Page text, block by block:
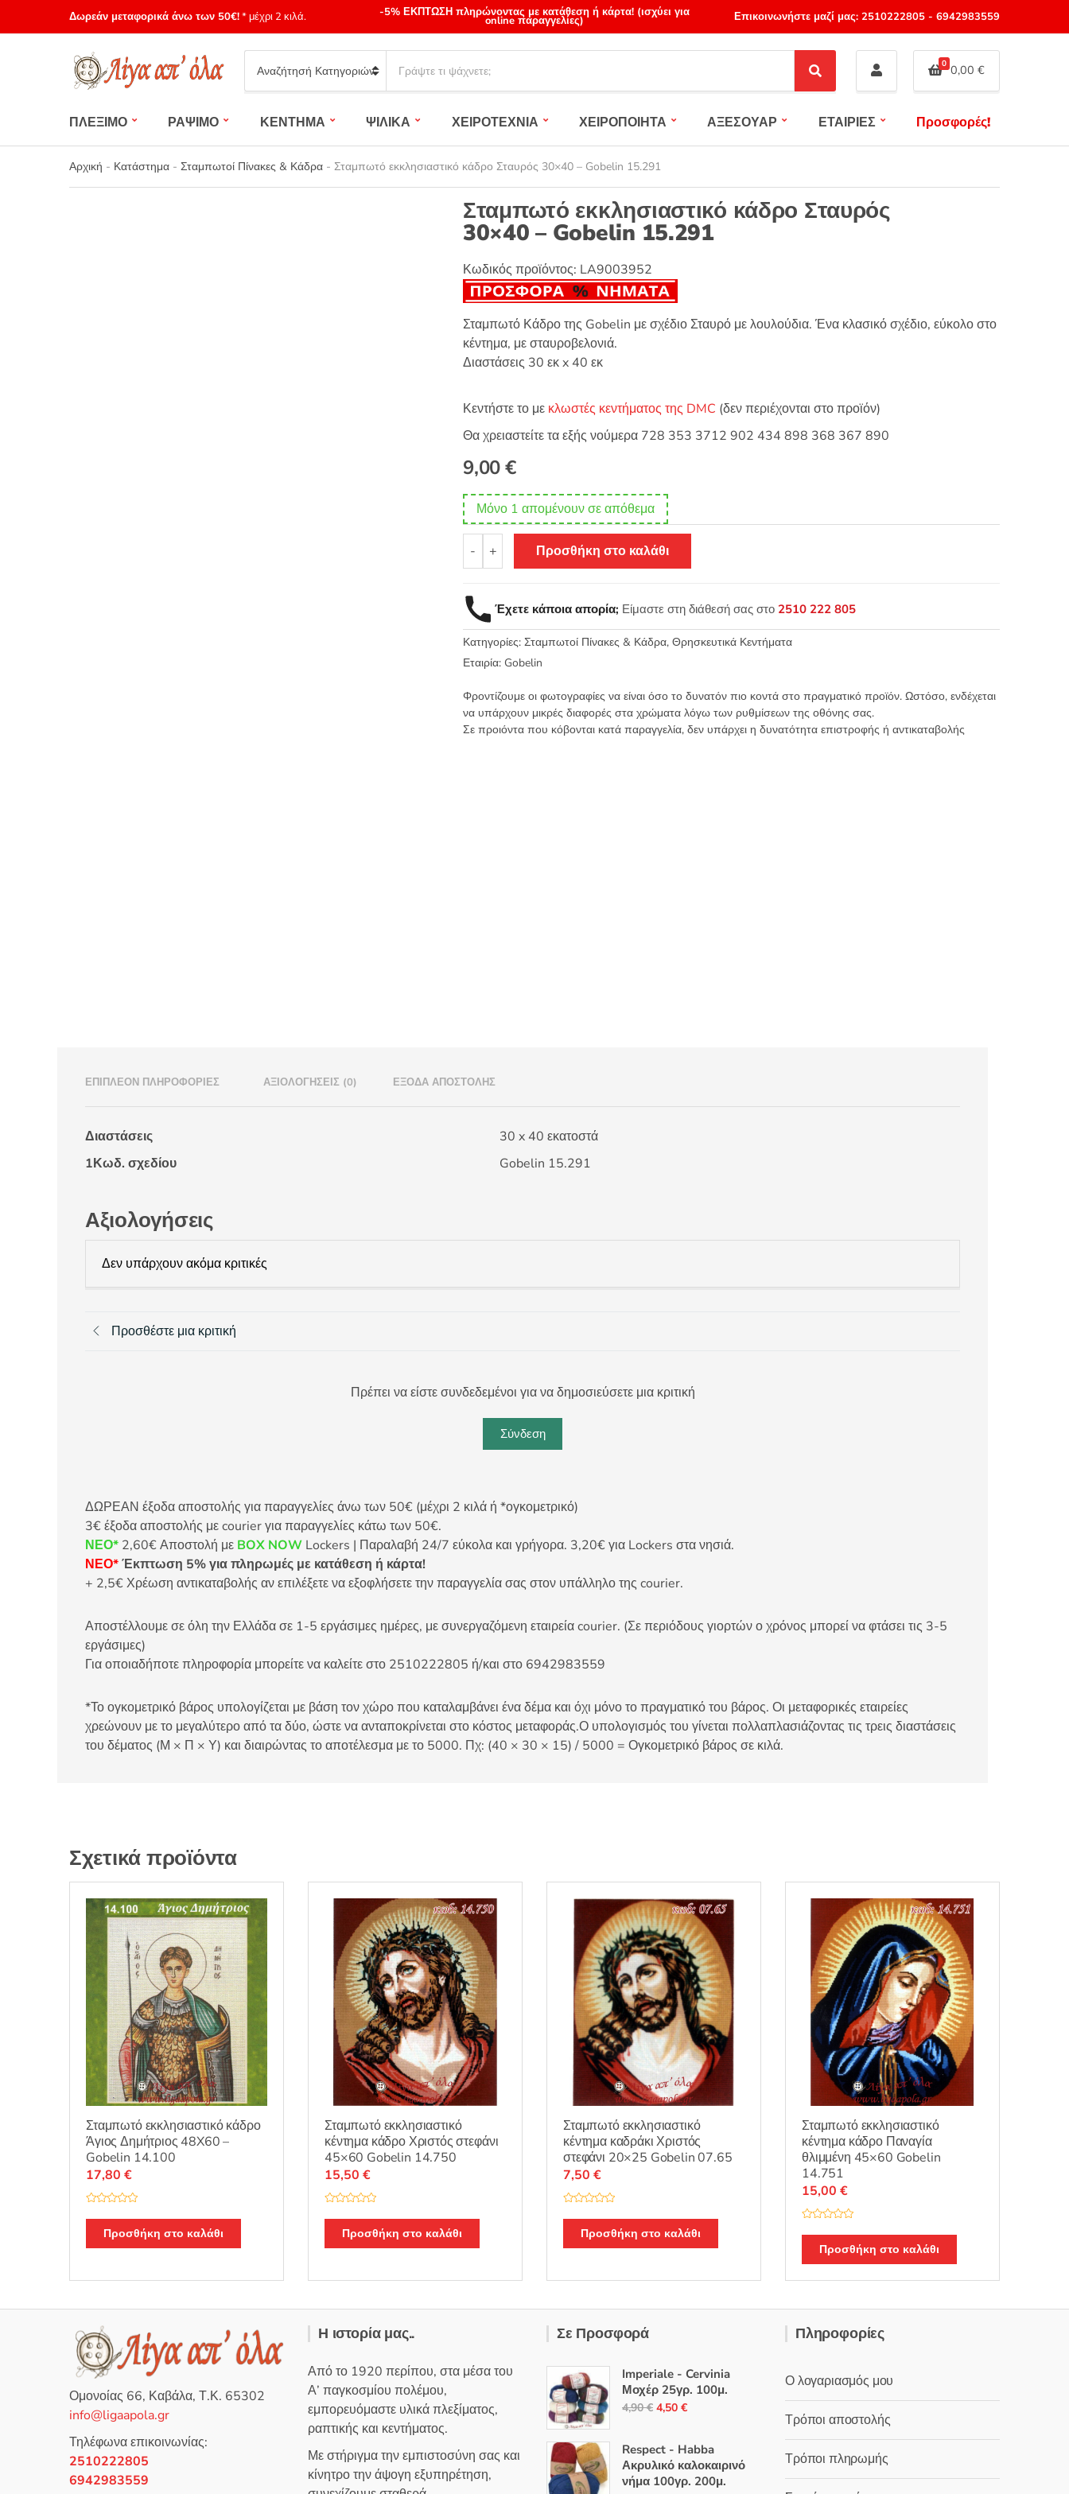
Δωρεάν μεταφορικά άνω των 50€!* μέχρι 2 κιλά. -5% ΕΚΠΤΩΣΗ πληρώνοντας με κατάθεση ή κάρτα! (ισχύει για
online παραγγελίες) Επικοινωνήστε μαζί μας: 2510222805- 6942983559
Category
name
a
c
h
p
S
e
c
0 0,00 €
ΠΛΕΞΙΜΟ ΡΑΨΙΜΟ ΚΕΝΤΗΜΑ ΨΙΛΙΚΑ ΧΕΙΡΟΤΕΧΝΙΑ ΧΕΙΡΟΠΟΙΗΤΑ ΑΞΕΣΟΥΑΡ ΕΤΑΙΡΙΕΣ Προσφορές!
Αρχική - Κατάστημα - Σταμπωτοί Πίνακες & Κάδρα - Σταμπωτό εκκλησιαστικό κάδρο Σταυρός 30×40 – Gobelin 15.291
Σταμπωτό εκκλησιαστικό κάδρο Σταυρός
30×40 – Gobelin 15.291
Κωδικός προϊόντος: LA9003952
Σταμπωτό Κάδρο της Gobelin με σχέδιο Σταυρό με λουλούδια. Ένα κλασικό σχέδιο, εύκολο στο
κέντημα, με σταυροβελονιά.
Διαστάσεις 30 εκ x 40 εκ
Κεντήστε το με κλωστές κεντήματος της DMC (δεν περιέχονται στο προϊόν)
Θα χρειαστείτε τα εξής νούμερα 728 353 3712 902 434 898 368 367 890
9,00€
Μόνο 1 απομένουν σε απόθεμα
-
Σταμπωτό
εκκλησιαστικό
30x40
-
Gobelin
15.291
+ Προσθήκη στο καλάθι
Έχετε κάποια απορία; Είμαστε στη διάθεσή σας στο 2510 222 805
Κατηγορίες: Σταμπωτοί Πίνακες & Κάδρα, Θρησκευτικά Κεντήματα
Εταιρία: Gobelin
Φροντίζουμε οι φωτογραφίες να είναι όσο το δυνατόν πιο κοντά στο πραγματικό προϊόν. Ωστόσο, ενδέχεται
να υπάρχουν μικρές διαφορές στα χρώματα λόγω των ρυθμίσεων της οθόνης σας.
Σε προιόντα που κόβονται κατά παραγγελία, δεν υπάρχει η δυνατότητα επιστροφής ή αντικαταβολής
ΕΠΙΠΛΈΟΝ ΠΛΗΡΟΦΟΡΊΕΣ ΑΞΙΟΛΟΓΉΣΕΙΣ (0) ΈΞΟΔΑ ΑΠΟΣΤΟΛΉΣ
Διαστάσεις
30 x 40 εκατοστά
1Κωδ. σχεδίου
Gobelin 15.291
Αξιολογήσεις
Δεν υπάρχουν ακόμα κριτικές
Προσθέστε μια κριτική
Πρέπει να είστε συνδεδεμένοι για να δημοσιεύσετε μια κριτική
Σύνδεση
ΔΩΡΕΑΝ έξοδα αποστολής για παραγγελίες άνω των 50€ (μέχρι 2 κιλά ή *ογκομετρικό)
3€ έξοδα αποστολής με courier για παραγγελίες κάτω των 50€.
ΝΕΟ* 2,60€ Αποστολή με BOX NOW Lockers | Παραλαβή 24/7 εύκολα και γρήγορα. 3,20€ για Lockers στα νησιά.
ΝΕΟ*Έκπτωση 5% για πληρωμές με κατάθεση ή κάρτα!
+ 2,5€ Χρέωση αντικαταβολής αν επιλέξετε να εξοφλήσετε την παραγγελία σας στον υπάλληλο της courier.
Αποστέλλουμε σε όλη την Ελλάδα σε 1-5 εργάσιμες ημέρες, με συνεργαζόμενη εταιρεία courier. (Σε περιόδους γιορτών ο χρόνος μπορεί να φτάσει τις 3-5
εργάσιμες)
Για οποιαδήποτε πληροφορία μπορείτε να καλείτε στο 2510222805 ή/και στο 6942983559
*Το ογκομετρικό βάρος υπολογίζεται με βάση τον χώρο που καταλαμβάνει ένα δέμα και όχι μόνο το πραγματικό του βάρος. Οι μεταφορικές εταιρείες
χρεώνουν με το μεγαλύτερο από τα δύο, ώστε να ανταποκρίνεται στο κόστος μεταφοράς.Ο υπολογισμός του γίνεται πολλαπλασιάζοντας τις τρεις διαστάσεις
του δέματος (Μ × Π × Υ) και διαιρώντας το αποτέλεσμα με το 5000. Πχ: (40 × 30 × 15) / 5000 = Ογκομετρικό βάρος σε κιλά.
Σχετικά προϊόντα
Σταμπωτό εκκλησιαστικό κάδρο
Άγιος Δημήτριος 48X60 –
Gobelin 14.100
α
ο
γ
η
μ
ε
0
α
π
5
17,80 €
Προσθήκη στο καλάθι
Σταμπωτό εκκλησιαστικό
κέντημα κάδρο Χριστός στεφάνι
45×60 Gobelin 14.750
α
ο
γ
η
ε
μ
α
π
5
15,50 €
Προσθήκη στο καλάθι
Σταμπωτό εκκλησιαστικό
κέντημα καδράκι Χριστός
στεφάνι 20×25 Gobelin 07.65
α
ο
γ
η
ε
μ
α
π
ό
5
7,50 €
Προσθήκη στο καλάθι
Σταμπωτό εκκλησιαστικό
κέντημα κάδρο Παναγία
θλιμμένη 45×60 Gobelin
14.751
α
ο
ο
θ
κ
ε
α
π
ό
15,00 €
Προσθήκη στο καλάθι
Ομονοίας 66, Καβάλα, Τ.Κ. 65302
info@ligaapola.gr
Τηλέφωνα επικοινωνίας:
2510222805
6942983559
Η ιστορία μας..
Από το 1920 περίπου, στα μέσα του
Α’ παγκοσμίου πολέμου,
εμπορευόμαστε υλικά πλεξίματος,
ραπτικής και κεντήματος.
Με στήριγμα την εμπιστοσύνη σας και
κίνητρο την άψογη εξυπηρέτηση,
Σε Προσφορά
Imperiale - Cervinia
Μοχέρ 25γρ. 100μ.
4,90€ Original
was:
4,90 €.
4,50 €Η
τιμή
είναι:
4,50 €.
Respect - Habba
Ακρυλικό καλοκαιρινό
νήμα 100γρ. 200μ.
Πληροφορίες
Ο λογαριασμός μου
Τρόποι αποστολής
Τρόποι πληρωμής